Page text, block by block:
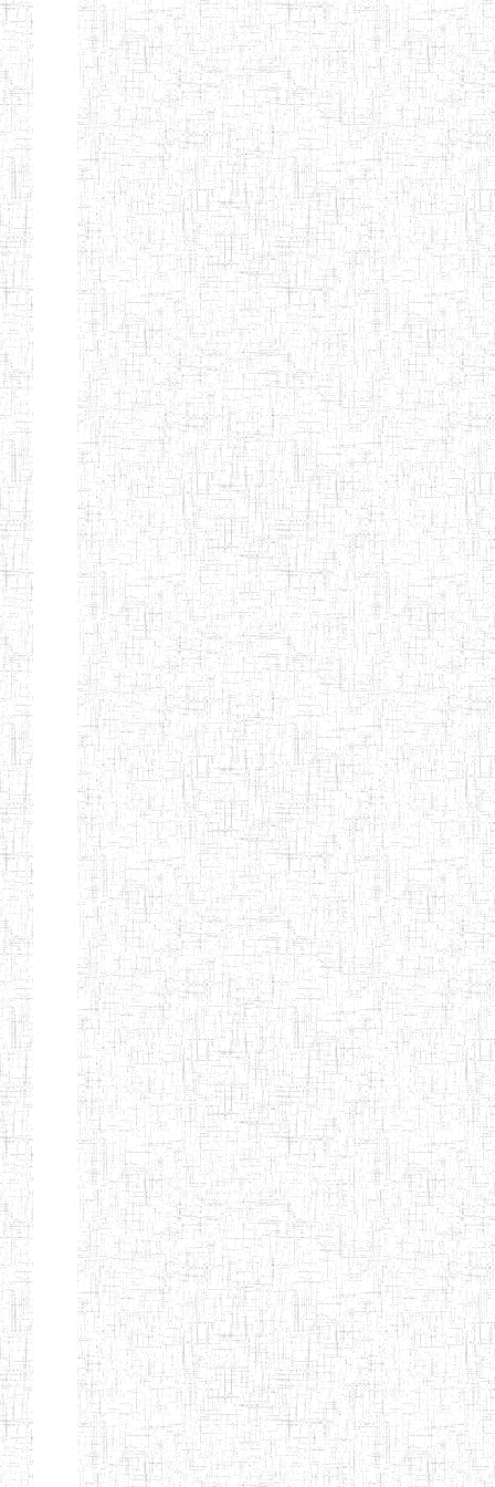
TTC TATUM
ST PIUS X
TECHNICAL
TEACHER
TRAINING
COLLEGE
TATUM
01/08/2000 ENIET
NIGHTINGALE
TEACHER
TRAINING
COLLEGE
20/08/2013 ENIEG
CHRIST THE
KING TEACHER
TRAINING
COLLEGE
04/08/2010 ENIEG
ITCIG SENTTI 14/02/2007 ENIEG
CAMEROON
INCLUSIVE
SPECIAL
EDUCATION
TEACHERS'
TRAINING AND
EMPOWERMENT
PROGRAMME
(CISETTEP)
27/08/2015 ENIEG
ALBERT
TEACHERS'
TRAINING
INSTITUTE
CAMEROUN
(A.T.T.I.C)
27/08/2015 ENIEG
NACHO
TECHNICAL
TEACHER
TRAINING
INSTITUTE
12/08/2010 ENIET
SAINT
28/12/2007 ENIEG